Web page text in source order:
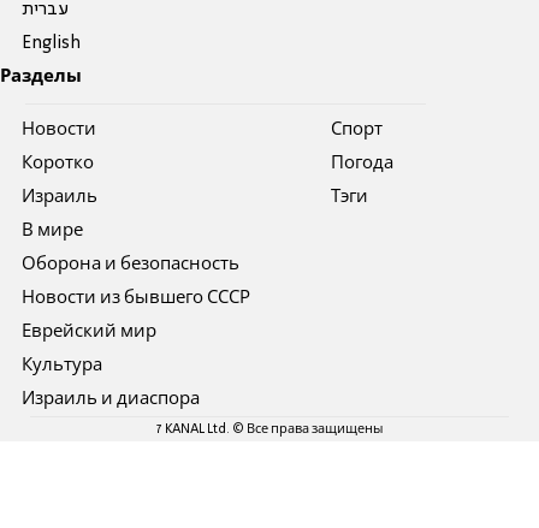
עברית
English
Разделы
Новости
Коротко
Израиль
В мире
Оборона и безопасность
Новости из бывшего СССР
Еврейский мир
Культура
Израиль и диаспора
Спорт
Погода
Тэги
7 KANAL Ltd. © Все права защищены